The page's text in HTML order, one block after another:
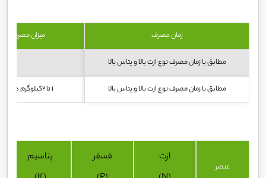
زمان مصرف میزان مصرف
مطابق با زمان مصرف نوع ازت بالا و پتاس بالا
مطابق با زمان مصرف نوع ازت بالا و پتاس بالا 1 تا 2کیلوگرم در 1000 لیتر برای هر هکتار
عنصر
ازت
فسفر
پتاسیم